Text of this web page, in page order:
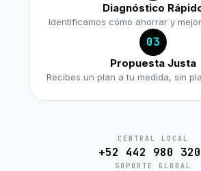
Diagnóstico
Identificamos cómo ahorrar y
03
Propuesta Justa
Recibes un plan a tu medida, sin
CENTRAL LOCAL
+52 442 980
SOPORTE GLOBAL